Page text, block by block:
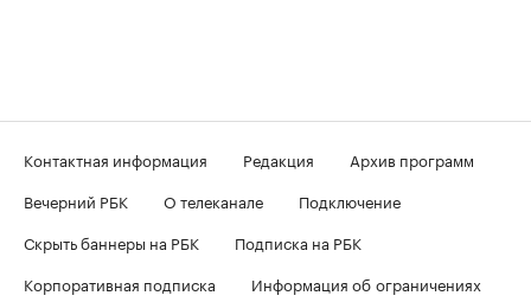
Контактная информация Редакция
Архив программ
Вечерний РБК
О телеканале
Подключение
Скрыть баннеры на РБК
Подписка на РБК
Корпоративная подписка
Информация об ограничениях